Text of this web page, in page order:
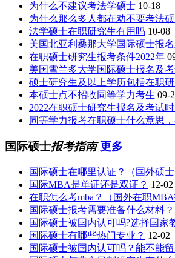
为什么不建议考法学硕士 10-18
为什么那么多人都在劝不要考法硕
法学硕士在职研究生有用吗 10-08
美国北亚利桑那大学国际硕士报名
在职硕士研究生报考条件2022年
美国雪兰多大学国际硕士报名及
硕士研究生及以上学历包括在职
本硕士点不招收同等学力考生 09-
2022在职硕士研究生报名及考试时
同等学力报考在职硕士什么意思
国际硕士报考指南 更多
国际硕士在哪里认证？（国外硕士
国际MBA是单证还是双证？ 12-02
在职怎么考mba？（国外在职
国际硕士报考需要准备什么材料？
国际硕士被国内认可吗?选择国家
国际硕士有哪些热门专业？ 12-02
国际硕士被国内认可吗？能不能